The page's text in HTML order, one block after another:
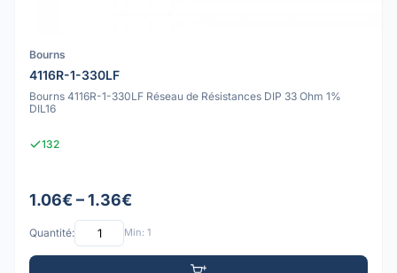
Bourns
4116R-1-330LF
Bourns 4116R-1-330LF Réseau de Résistances DIP 33 Ohm 1%
DIL16
132
1.06€ – 1.36€
Quantité: Min: 1